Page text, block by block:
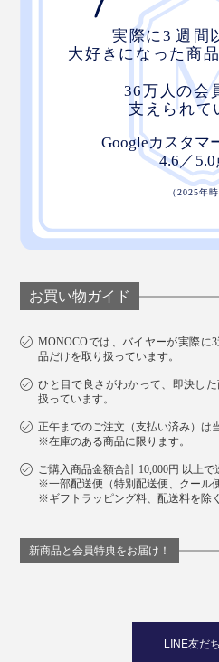
お買い物ガイド
MONOCOでは、バイヤーが実際に
品だけを取り扱っています。
ひと目で良さがわかって、即決した
扱っています。
正午までのご注文（支払い済み）は
※在庫のある商品に限ります。
ご購入商品金額合計 10,000円 以上で
※一部配送便（特別配送便、クール
※ギフトラッピング料、配送料を除
新商品と会員特典をお届け！
LINE友だ